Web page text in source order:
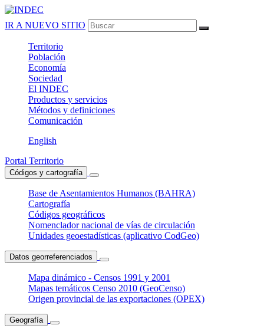
IR A NUEVO SITIO
Territorio
Población
Economía
Sociedad
El INDEC
Productos y servicios
Métodos y definiciones
Comunicación
English
Portal Territorio
Códigos y cartografía
Base de Asentamientos Humanos (BAHRA)
Cartografía
Códigos geográficos
Nomenclador nacional de vías de circulación
Unidades geoestadísticas (aplicativo CodGeo)
Datos georreferenciados
Mapa dinámico - Censos 1991 y 2001
Mapas temáticos Censo 2010 (GeoCenso)
Origen provincial de las exportaciones (OPEX)
Geografía